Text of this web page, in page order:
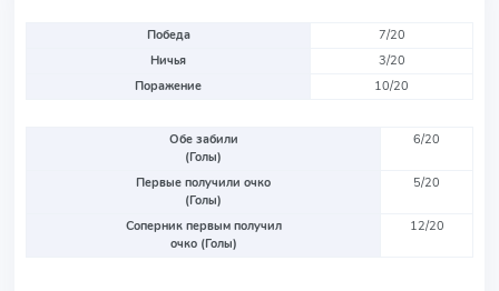
Победа
7/20
Ничья
3/20
Поражение
10/20
Обе забили
(Голы)
6/20
Первые получили очко
(Голы)
5/20
Соперник первым получил
очко (Голы)
12/20